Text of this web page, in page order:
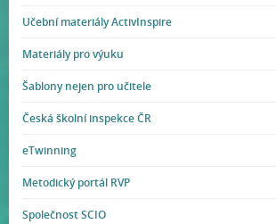
Učební materiály ActivInspire
Materiály pro výuku
Šablony nejen pro učitele
Česká školní inspekce ČR
eTwinning
Metodický portál RVP
Společnost SCIO